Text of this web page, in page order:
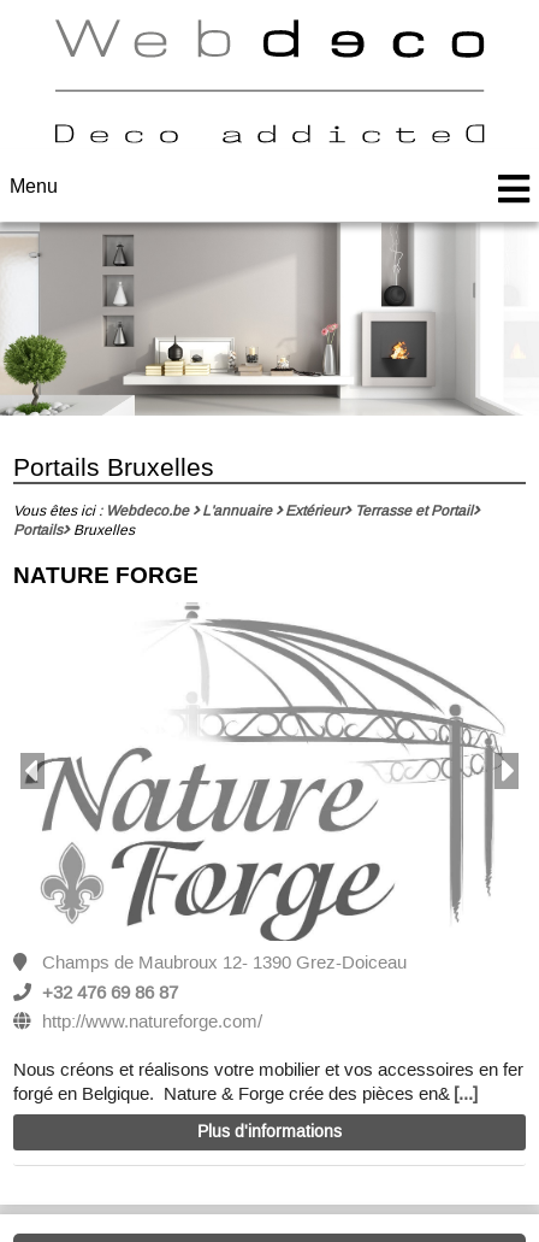
Menu
Portails Bruxelles
Vous êtes ici : Webdeco.be L'annuaire Extérieur
Terrasse et Portail
Portails
Bruxelles
NATURE FORGE
Champs de Maubroux 12- 1390 Grez-Doiceau
+32 476 69 86 87
http://www.natureforge.com/
Nous créons et réalisons votre mobilier et vos accessoires en fer
forgé en Belgique. Nature & Forge crée des pièces en& [...]
Plus d'informations